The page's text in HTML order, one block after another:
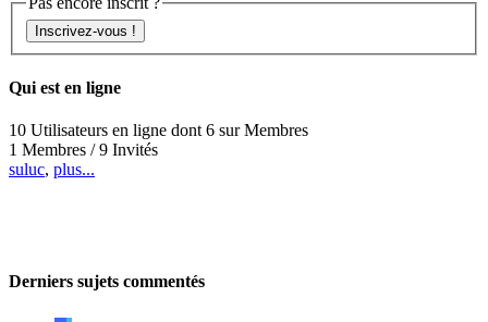
Inscrivez-vous !
Qui est en ligne
10 Utilisateurs en ligne dont 6 sur Membres
1 Membres / 9 Invités
suluc, plus...
Derniers sujets commentés